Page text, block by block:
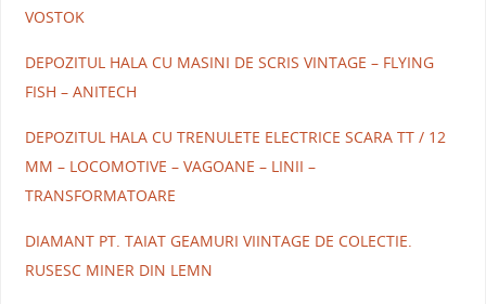
VOSTOK
DEPOZITUL HALA CU MASINI DE SCRIS VINTAGE – FLYING
FISH – ANITECH
DEPOZITUL HALA CU TRENULETE ELECTRICE SCARA TT / 12
MM – LOCOMOTIVE – VAGOANE – LINII –
TRANSFORMATOARE
DIAMANT PT. TAIAT GEAMURI VIINTAGE DE COLECTIE.
RUSESC MINER DIN LEMN